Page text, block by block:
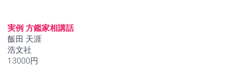
実例 方鑑家相講話
飯田 天涯
浩文社
13000円